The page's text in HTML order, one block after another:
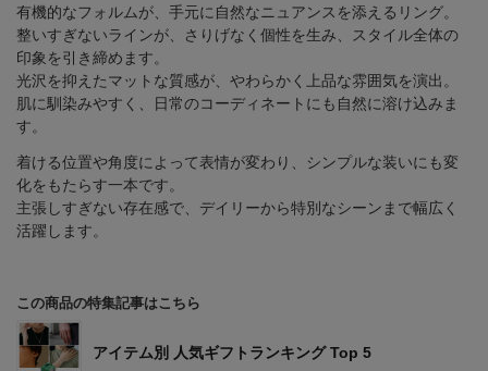
有機的なフォルムが、手元に自然なニュアンスを添えるリング。
整いすぎないラインが、さりげなく個性を生み、スタイル全体の
印象を引き締めます。
光沢を抑えたマットな質感が、やわらかく上品な雰囲気を演出。
肌に馴染みやすく、日常のコーディネートにも自然に溶け込みま
す。
着ける位置や角度によって表情が変わり、シンプルな装いにも変
化をもたらす一本です。
主張しすぎない存在感で、デイリーから特別なシーンまで幅広く
活躍します。
この商品の特集記事はこちら
アイテム別 人気ギフトランキング Top 5